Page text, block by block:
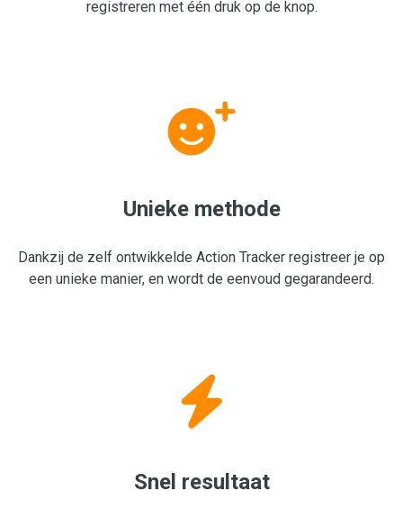
registreren met één druk op de knop.
Unieke methode
Dankzij de zelf ontwikkelde Action Tracker registreer je op
een unieke manier, en wordt de eenvoud gegarandeerd.
Snel resultaat